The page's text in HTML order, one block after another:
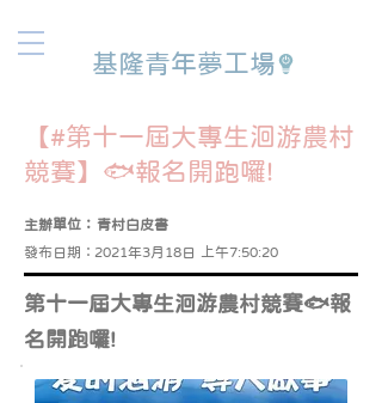
基隆青年夢工場
【#第十一屆大專生洄游農村
競賽】🐟報名開跑囉!
主辦單位：
發布日期：
青村白皮書
2021年3月18日 上午7:50:20
第十一屆大專生洄游農村競賽🐟報
名開跑囉!